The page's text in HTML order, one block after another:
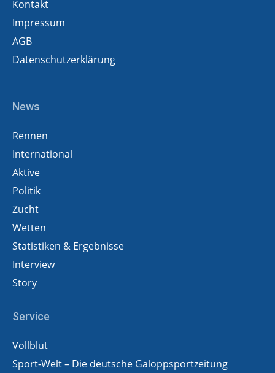
Kontakt
Impressum
AGB
Datenschutzerklärung
News
Rennen
International
Aktive
Politik
Zucht
Wetten
Statistiken & Ergebnisse
Interview
Story
Service
Vollblut
Sport-Welt – Die deutsche Galoppsportzeitung